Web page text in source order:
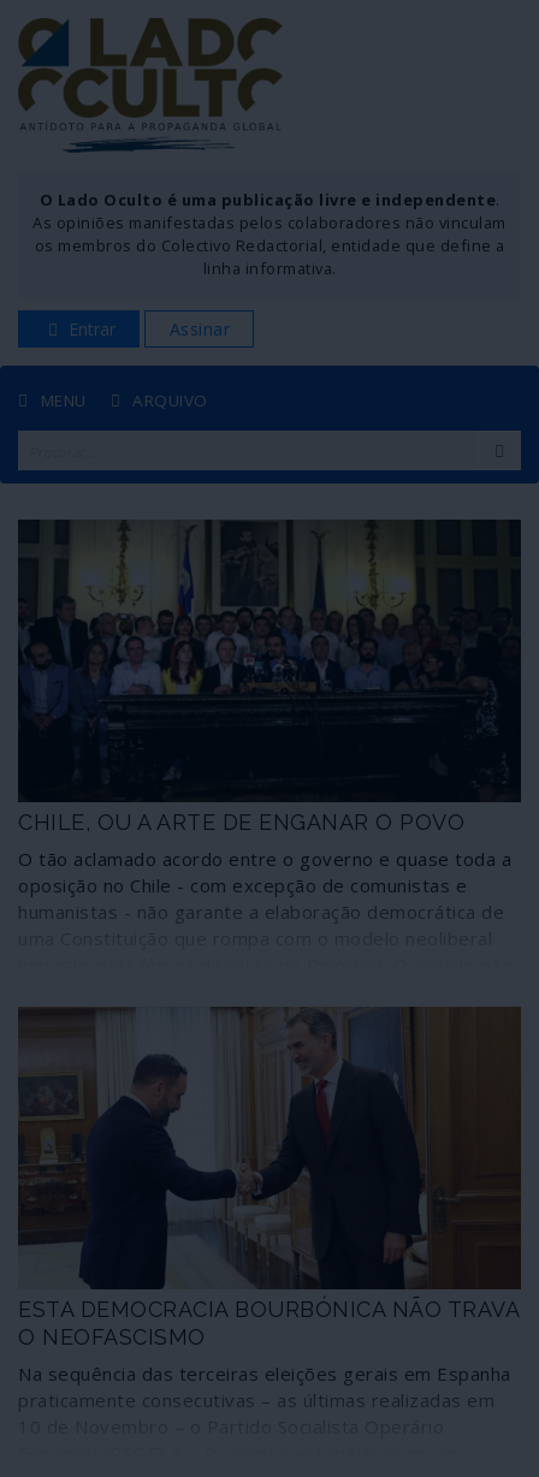
O Lado Oculto é uma publicação livre e independente.
As opiniões manifestadas pelos colaboradores não vinculam
os membros do Colectivo Redactorial, entidade que define a
linha informativa.
Entrar Assinar
MENU ARQUIVO
CHILE, OU A ARTE DE ENGANAR O POVO
O tão aclamado acordo entre o governo e quase toda a
oposição no Chile - com excepção de comunistas e
humanistas - não garante a elaboração democrática de
assembleia constituinte totalmente eleita por voto
directo. E reserva a exigência de aprovação da Carta
por dois terços dos constituintes, entregando as
decisões essenciais do país ao veto dos mesmos de
sempre. Assim se engana um poderoso e genuíno
levantamento popular.
ESTA DEMOCRACIA BOURBÓNICA NÃO TRAVA
O NEOFASCISMO
Na sequência das terceiras eleições gerais em Espanha
praticamente consecutivas – as últimas realizadas em